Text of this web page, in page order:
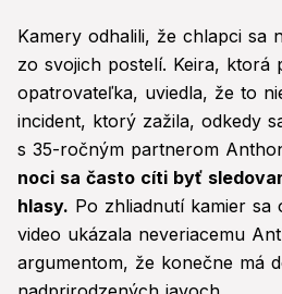
Kamery odhalili, že chlapci sa
zo svojich postelí. Keira, ktorá
opatrovateľka, uviedla, že to
incident, ktorý zažila, odkedy
s 35-ročným partnerom
noci sa často cíti byť
hlasy. Po zhliadnutí kamier sa
video ukázala neveriacemu
argumentom, že konečne má